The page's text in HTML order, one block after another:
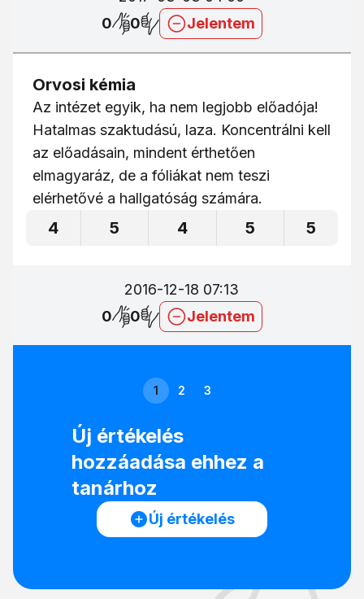
0
0 Jelentem
Orvosi kémia
Az intézet egyik, ha nem legjobb előadója!
Hatalmas szaktudású, laza. Koncentrálni kell
az előadásain, mindent érthetően
elmagyaráz, de a fóliákat nem teszi
elérhetővé a hallgatóság számára.
4 5 4 5 5
2016-12-18 07:13
0
0 Jelentem
1 2 3
Új értékelés
hozzáadása ehhez a
tanárhoz
Új értékelés